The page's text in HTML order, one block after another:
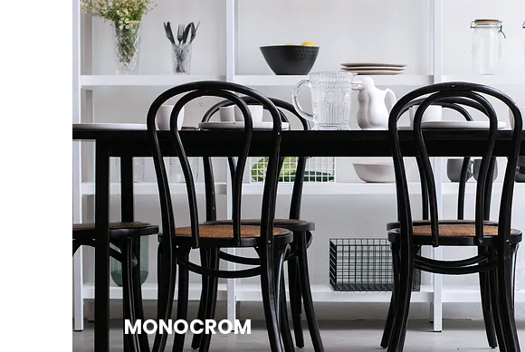
MONOCROM